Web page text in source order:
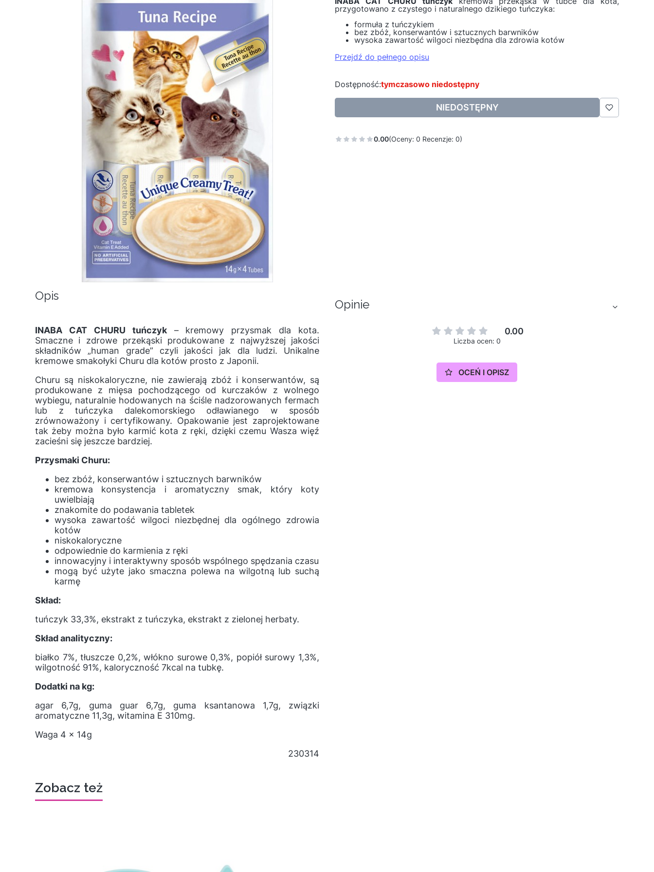
przygotowano z czystego i naturalnego dzikiego tuńczyka:
formuła z tuńczykiem
bez zbóż, konserwantów i sztucznych barwników
wysoka zawartość wilgoci niezbędna dla zdrowia kotów
Przejdź do pełnego opisu
Dostępność:tymczasowo niedostępny
NIEDOSTĘPNY
0.00(Oceny: 0 Recenzje: 0)
Opis
INABA CAT CHURU tuńczyk– kremowy przysmak dla kota.
Smaczne i zdrowe przekąski produkowane z najwyższej jakości
składników „human grade” czyli jakości jak dla ludzi. Unikalne
kremowe smakołyki Churu dla kotów prosto z Japonii.
Churu są niskokaloryczne, nie zawierają zbóż i konserwantów, są
produkowane z mięsa pochodzącego od kurczaków z wolnego
wybiegu, naturalnie hodowanych na ściśle nadzorowanych fermach
lub z tuńczyka dalekomorskiego odławianego w sposób
zrównoważony i certyfikowany. Opakowanie jest zaprojektowane
tak żeby można było karmić kota z ręki, dzięki czemu Wasza więź
zacieśni się jeszcze bardziej.
Przysmaki Churu:
bez zbóż, konserwantów i sztucznych barwników
kremowa konsystencja i aromatyczny smak, który koty
uwielbiają
znakomite do podawania tabletek
wysoka zawartość wilgoci niezbędnej dla ogólnego zdrowia
kotów
niskokaloryczne
odpowiednie do karmienia z ręki
innowacyjny i interaktywny sposób wspólnego spędzania czasu
mogą być użyte jako smaczna polewa na wilgotną lub suchą
karmę
Skład:
tuńczyk 33,3%, ekstrakt z tuńczyka, ekstrakt z zielonej herbaty.
Skład analityczny:
białko 7%, tłuszcze 0,2%, włókno surowe 0,3%, popiół surowy 1,3%,
wilgotność 91%, kaloryczność 7kcal na tubkę.
Dodatki na kg:
agar 6,7g, guma guar 6,7g, guma ksantanowa 1,7g, związki
aromatyczne 11,3g, witamina E 310mg.
Waga 4 x 14g
230314
Opinie
0.00
Liczba ocen: 0
OCEŃ I OPISZ
Zobacz też